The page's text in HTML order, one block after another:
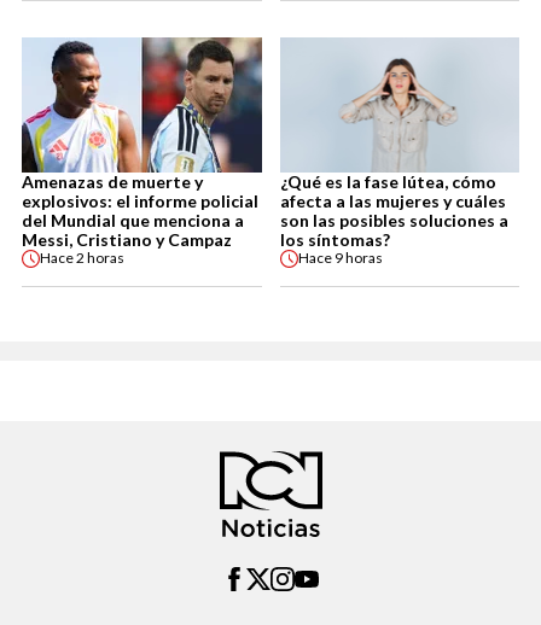
Amenazas de muerte y
explosivos: el informe policial
del Mundial que menciona a
Messi, Cristiano y Campaz
Hace2 horas
¿Qué es la fase lútea, cómo
afecta a las mujeres y cuáles
son las posibles soluciones a
los síntomas?
Hace 9 horas